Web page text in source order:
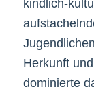
kindlich-
Herkunft
dominierte